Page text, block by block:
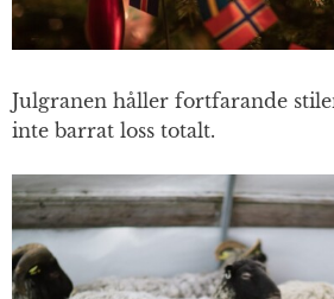
Julgranen håller fortfarande
inte barrat loss totalt.